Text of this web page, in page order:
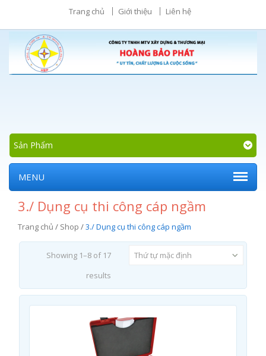
Trang chủ Giới thiệu Liên hệ
Sản Phẩm
MENU
3./ Dụng cụ thi công cáp ngầm
Trang chủ / Shop /3./ Dụng cụ thi công cáp ngầm
Showing 1–8 of 17
results
Thứ tự mặc định